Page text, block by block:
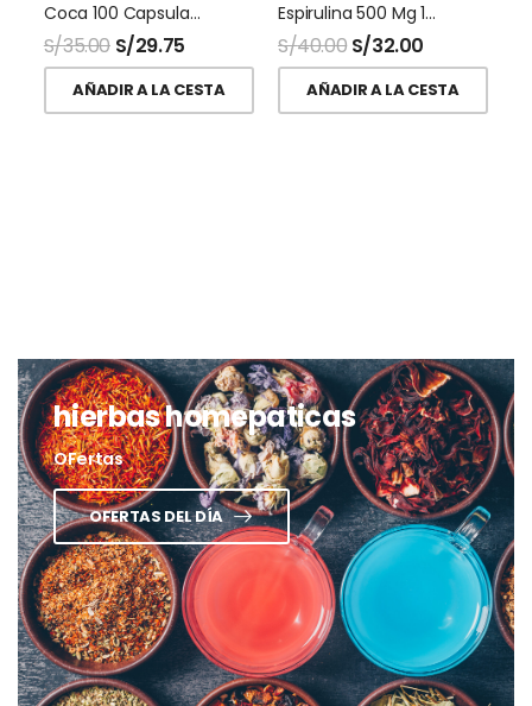
Coca 100 Capsulas Naturalmaxx
S/35.00 S/29.75
AÑADIR A LA CESTA
Espirulina 500 Mg 100 Capsulas Naturalmaxx
S/40.00 S/32.00
AÑADIR A LA CESTA
hierbas homepaticas
OFertas
OFERTAS DEL DÍA